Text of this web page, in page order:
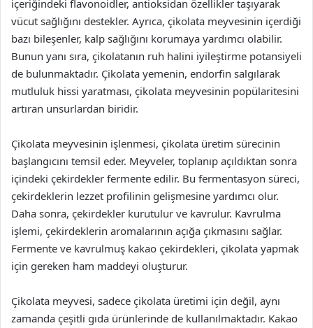
içeriğindeki flavonoidler, antioksidan özellikler taşıyarak
vücut sağlığını destekler. Ayrıca, çikolata meyvesinin içerdiği
bazı bileşenler, kalp sağlığını korumaya yardımcı olabilir.
Bunun yanı sıra, çikolatanın ruh halini iyileştirme potansiyeli
de bulunmaktadır. Çikolata yemenin, endorfin salgılarak
mutluluk hissi yaratması, çikolata meyvesinin popülaritesini
artıran unsurlardan biridir.
Çikolata meyvesinin işlenmesi, çikolata üretim sürecinin
başlangıcını temsil eder. Meyveler, toplanıp açıldıktan sonra
içindeki çekirdekler fermente edilir. Bu fermentasyon süreci,
çekirdeklerin lezzet profilinin gelişmesine yardımcı olur.
Daha sonra, çekirdekler kurutulur ve kavrulur. Kavrulma
işlemi, çekirdeklerin aromalarının açığa çıkmasını sağlar.
Fermente ve kavrulmuş kakao çekirdekleri, çikolata yapmak
için gereken ham maddeyi oluşturur.
Çikolata meyvesi, sadece çikolata üretimi için değil, aynı
zamanda çeşitli gıda ürünlerinde de kullanılmaktadır. Kakao